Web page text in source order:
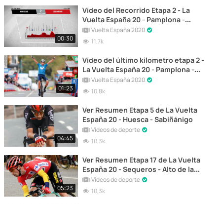
00:30
Vídeo del Recorrido Etapa 2 - La
Vuelta España 20 - Pamplona -
Lekunberri
Vuelta España 2020
11,7k
01:23
Vídeo del último kilometro etapa 2 -
La Vuelta España 20 - Pamplona -
Lekunberri
Vuelta España 2020
10,8k
04:45
Ver Resumen Etapa 5 de La Vuelta
España 20 - Huesca - Sabiñánigo
Vídeos de deporte
10,3k
05:23
Ver Resumen Etapa 17 de La Vuelta
España 20 - Sequeros - Alto de la
Covatilla
Vídeos de deporte
10,3k